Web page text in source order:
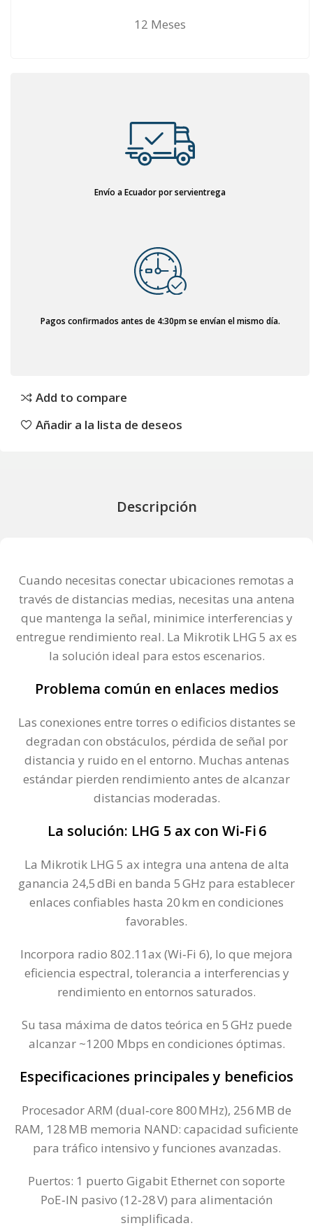
12 Meses
Envío a Ecuador por servientrega
Pagos confirmados antes de 4:30pm se envían el mismo día.
Add to compare
Añadir a la lista de deseos
Descripción
Cuando necesitas conectar ubicaciones remotas a
través de distancias medias, necesitas una antena
que mantenga la señal, minimice interferencias y
entregue rendimiento real. La Mikrotik LHG 5 ax es
la solución ideal para estos escenarios.
Problema común en enlaces medios
Las conexiones entre torres o edificios distantes se
degradan con obstáculos, pérdida de señal por
distancia y ruido en el entorno. Muchas antenas
estándar pierden rendimiento antes de alcanzar
distancias moderadas.
La solución: LHG 5 ax con Wi‑Fi 6
La Mikrotik LHG 5 ax integra una antena de alta
ganancia 24,5 dBi en banda 5 GHz para establecer
enlaces confiables hasta 20 km en condiciones
favorables.
Incorpora radio 802.11ax (Wi‑Fi 6), lo que mejora
eficiencia espectral, tolerancia a interferencias y
rendimiento en entornos saturados.
Su tasa máxima de datos teórica en 5 GHz puede
alcanzar ~1200 Mbps en condiciones óptimas.
Especificaciones principales y beneficios
Procesador ARM (dual‑core 800 MHz), 256 MB de
RAM, 128 MB memoria NAND: capacidad suficiente
para tráfico intensivo y funciones avanzadas.
Puertos: 1 puerto Gigabit Ethernet con soporte
PoE‑IN pasivo (12‑28 V) para alimentación
simplificada.